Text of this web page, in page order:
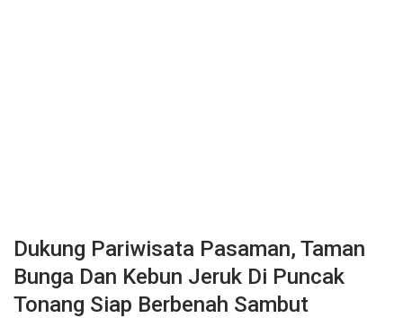
Dukung Pariwisata Pasaman, Taman
Bunga Dan Kebun Jeruk Di Puncak
Tonang Siap Berbenah Sambut